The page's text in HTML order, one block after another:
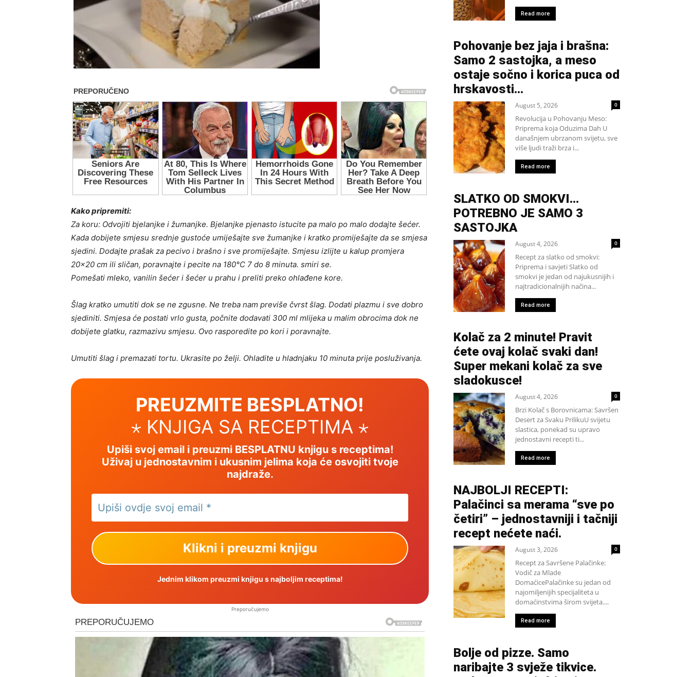
Kako pripremiti:
Za koru: Odvojiti bjelanjke i žumanjke. Bjelanjke pjenasto istucite pa malo po malo dodajte šećer.
Kada dobijete smjesu srednje gustoće umiješajte sve žumanjke i kratko promiješajte da se smjesa
sjedini. Dodajte prašak za pecivo i brašno i sve promiješajte. Smjesu izlijte u kalup promjera
20×20 cm ili sličan, poravnajte i pecite na 180°C 7 do 8 minuta. smiri se.
Pomešati mleko, vanilin šećer i šećer u prahu i preliti preko ohlađene kore.
Šlag kratko umutiti dok se ne zgusne. Ne treba nam previše čvrst šlag. Dodati plazmu i sve dobro
sjediniti. Smjesa će postati vrlo gusta, počnite dodavati 300 ml mlijeka u malim obrocima dok ne
dobijete glatku, razmazivu smjesu. Ovo rasporedite po kori i poravnajte.
Umutiti šlag i premazati tortu. Ukrasite po želji. Ohladite u hladnjaku 10 minuta prije posluživanja.
PREUZMITE BESPLATNO!
⋆ KNJIGA SA RECEPTIMA ⋆
Upiši svoj email i preuzmi BESPLATNU knjigu s receptima!
Uživaj u jednostavnim i ukusnim jelima koja će osvojiti tvoje
najdraže.
Jednim klikom preuzmi knjigu s najboljim receptima!
Preporučujemo
Read more
Pohovanje bez jaja i brašna:
Samo 2 sastojka, a meso
ostaje sočno i korica puca od
hrskavosti…
August 5, 2026 0
Revolucija u Pohovanju Meso:
Priprema koja Oduzima Dah U
današnjem ubrzanom svijetu, sve
više ljudi traži brza i...
Read more
SLATKO OD SMOKVI…
POTREBNO JE SAMO 3
SASTOJKA
August 4, 2026 0
Recept za slatko od smokvi:
Priprema i savjeti Slatko od
smokvi je jedan od najukusnijih i
najtradicionalnijih načina...
Read more
Kolač za 2 minute! Pravit
ćete ovaj kolač svaki dan!
Super mekani kolač za sve
sladokusce!
August 4, 2026 0
Brzi Kolač s Borovnicama: Savršen
Desert za Svaku PrilikuU svijetu
slastica, ponekad su upravo
jednostavni recepti ti...
Read more
NAJBOLJI RECEPTI:
Palačinci sa merama “sve po
četiri” – jednostavniji i tačniji
recept nećete naći.
August 3, 2026 0
Recept za Savršene Palačinke:
Vodič za Mlade
DomaćicePalačinke su jedan od
najomiljenijih specijaliteta u
domaćinstvima širom svijeta....
Read more
Bolje od pizze. Samo
naribajte 3 svježe tikvice.